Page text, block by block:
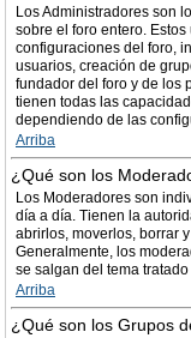
Los Administradores son
sobre el foro entero.
configuraciones del foro,
usuarios, creación de
fundador del foro y de los
tienen todas las
dependiendo de las
Arriba
¿Qué son los
Los Moderadores son
día a día. Tienen la
abrirlos, moverlos, borrar
Generalmente, los
se salgan del tema
Arriba
¿Qué son los Grupos